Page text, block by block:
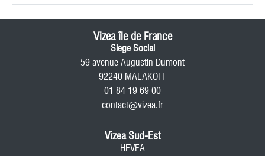
Vizea île de France
Siege Social
59 avenue Augustin Dumont
92240 MALAKOFF
01 84 19 69 00
contact@vizea.fr
Vizea Sud-Est
HEVEA